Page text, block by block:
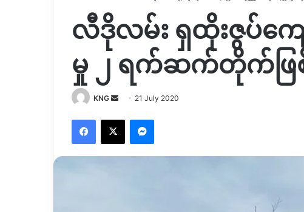
လီဒိုလမ်း ရှထိုးဇွပ်ကျေ
မှု ၂ ရက်ဆက်တိုက်ဖြစ်
KNG
Send 21 July 2020
Facebook
X Messenger